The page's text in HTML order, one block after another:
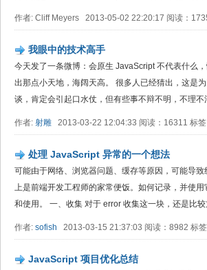
作者: Cliff Meyers 2013-05-02 22:20:17 阅读：
我眼中的技术高手
今天发了一条微博：会原生 JavaScript 不代表什么
出那点小天地，海阔天高。 很多人已经猜出，这是
谈，肯定会引起口水仗，但有些事不辩不明，不理不
作者: 射雕 2013-03-22 12:04:33 阅读：16311 标签
处理 JavaScript 异常的一个想法
可能由于网络、浏览器问题、缓存等原因，可能导
上是前端开发工程师的家常便饭。如何记录，并使
和使用。 一、收集 对于 error 收集这一块，还是比
作者: sofish 2013-03-15 21:37:03 阅读：8982 标签
JavaScript 项目优化总结